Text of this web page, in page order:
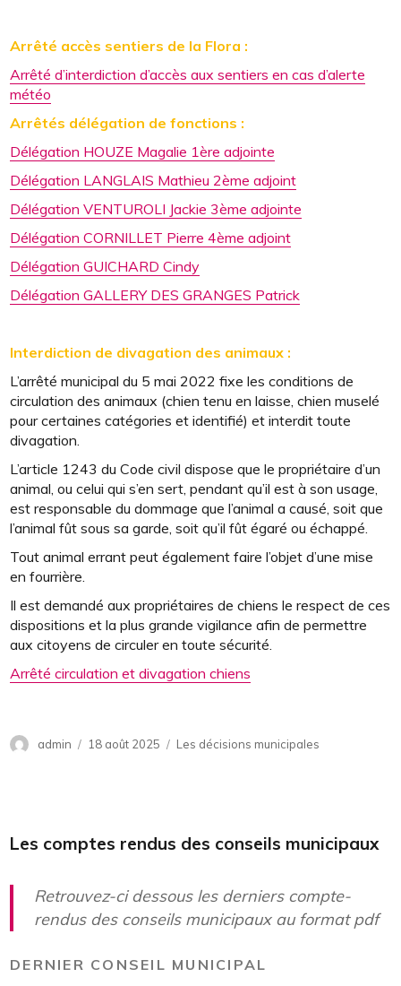
Arrêté accès sentiers de la Flora :
Arrêté d’interdiction d’accès aux sentiers en cas d’alerte
météo
Arrêtés délégation de fonctions :
Délégation HOUZE Magalie 1ère adjointe
Délégation LANGLAIS Mathieu 2ème adjoint
Délégation VENTUROLI Jackie 3ème adjointe
Délégation CORNILLET Pierre 4ème adjoint
Délégation GUICHARD Cindy
Délégation GALLERY DES GRANGES Patrick
Interdiction de divagation des animaux :
L’arrêté municipal du 5 mai 2022 fixe les conditions de
circulation des animaux (chien tenu en laisse, chien muselé
pour certaines catégories et identifié) et interdit toute
divagation.
L’article 1243 du Code civil dispose que le propriétaire d’un
animal, ou celui qui s’en sert, pendant qu’il est à son usage,
est responsable du dommage que l’animal a causé, soit que
l’animal fût sous sa garde, soit qu’il fût égaré ou échappé.
Tout animal errant peut également faire l’objet d’une mise
en fourrière.
Il est demandé aux propriétaires de chiens le respect de ces
dispositions et la plus grande vigilance afin de permettre
aux citoyens de circuler en toute sécurité.
Arrêté circulation et divagation chiens
Auteur
admin
Publié
18 août 2025 Catégories
Les décisions municipales
Les comptes rendus des conseils municipaux
Retrouvez-ci dessous les derniers compte-
rendus des conseils municipaux au format pdf
DERNIER CONSEIL MUNICIPAL